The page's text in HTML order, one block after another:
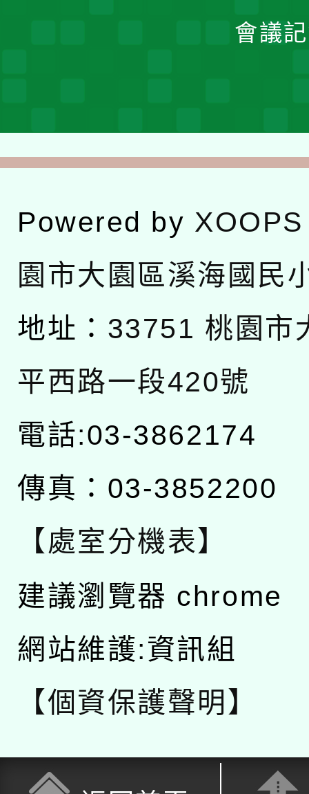
會議
Powered by XOOPS
園市大園區溪海國民
地址： 33751 桃園市
平西路一段420號
電話:03-3862174
傳真：03-3852200
【處室分機表】
建議瀏覽器 chrome
網站維護:資訊組
【個資保護聲明】